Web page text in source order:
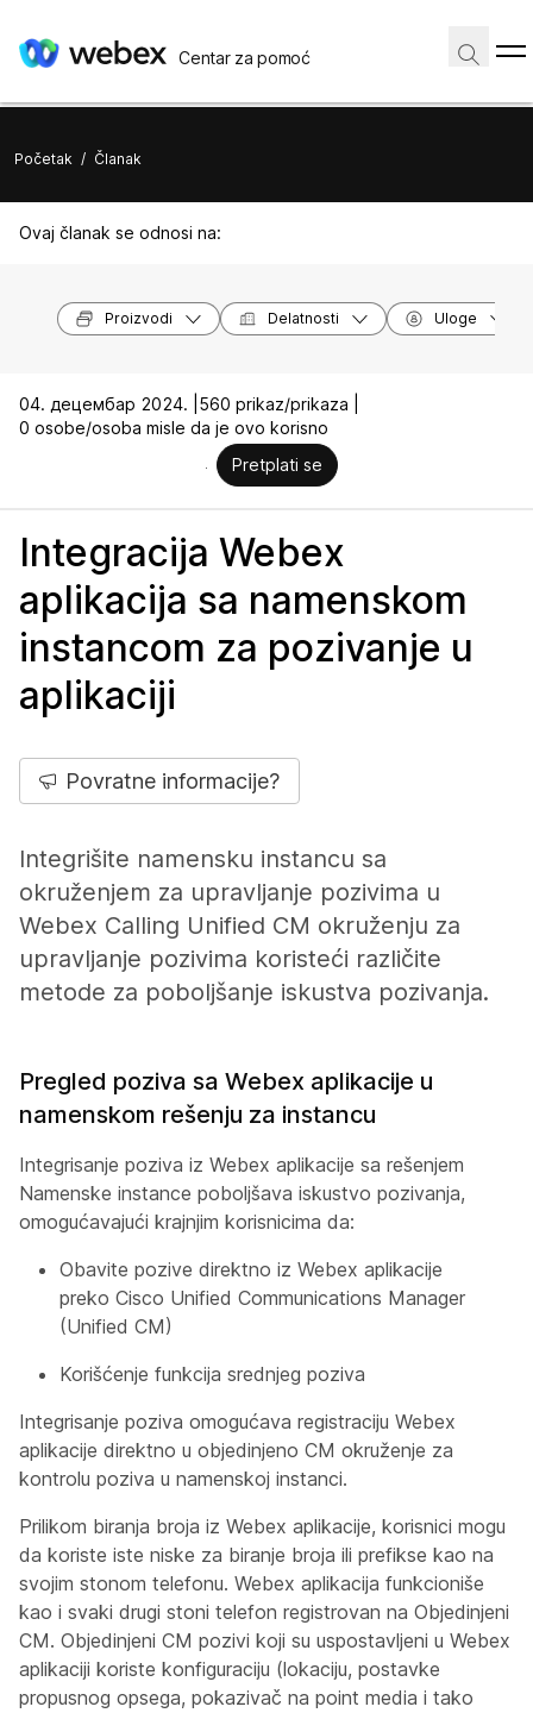
Centar za pomoć
Početak / Članak
Ovaj članak se odnosi na:
Proizvodi Delatnosti Uloge
04. децембар 2024. | 560 prikaz/prikaza |
0 osobe/osoba misle da je ovo korisno
Pretplati se
Integracija Webex
aplikacija sa namenskom
instancom za pozivanje u
aplikaciji
Povratne informacije?
Integrišite namensku instancu sa
okruženjem za upravljanje pozivima u
Webex Calling Unified CM okruženju za
upravljanje pozivima koristeći različite
metode za poboljšanje iskustva pozivanja.
Pregled poziva sa Webex aplikacije u
namenskom rešenju za instancu
Integrisanje poziva iz Webex aplikacije sa rešenjem
Namenske instance poboljšava iskustvo pozivanja,
omogućavajući krajnjim korisnicima da:
Obavite pozive direktno iz Webex aplikacije
preko Cisco Unified Communications Manager
(Unified CM)
Korišćenje funkcija srednjeg poziva
Integrisanje poziva omogućava registraciju Webex
aplikacije direktno u objedinjeno CM okruženje za
kontrolu poziva u namenskoj instanci.
Prilikom biranja broja iz Webex aplikacije, korisnici mogu
da koriste iste niske za biranje broja ili prefikse kao na
svojim stonom telefonu. Webex aplikacija funkcioniše
kao i svaki drugi stoni telefon registrovan na Objedinjeni
CM. Objedinjeni CM pozivi koji su uspostavljeni u Webex
aplikaciji koriste konfiguraciju (lokaciju, postavke
propusnog opsega, pokazivač na point media i tako